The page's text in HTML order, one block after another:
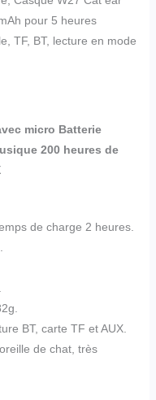
pour 5 heures
TF, BT, lecture en mode
micro Batterie
200 heures de
de charge 2 heures.
BT, carte TF et AUX.
de chat, très